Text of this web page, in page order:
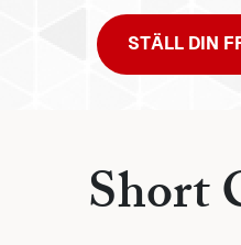
STÄLL DIN
Short